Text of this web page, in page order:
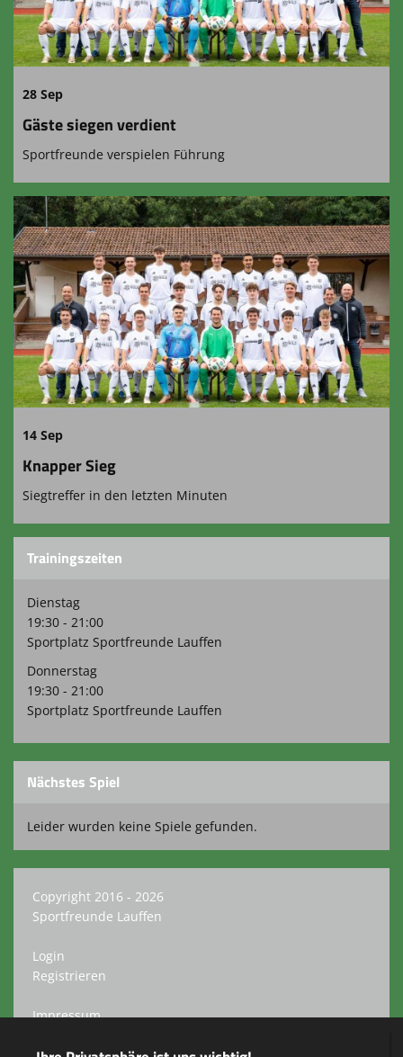
28 Sep
Gäste siegen verdient
Sportfreunde verspielen Führung
14 Sep
Knapper Sieg
Siegtreffer in den letzten Minuten
Trainingszeiten
Dienstag
19:30 - 21:00
Sportplatz Sportfreunde Lauffen
Donnerstag
19:30 - 21:00
Sportplatz Sportfreunde Lauffen
Nächstes Spiel
Leider wurden keine Spiele gefunden.
Copyright 2016 - 2026
Sportfreunde Lauffen
Login
Registrieren
Impressum